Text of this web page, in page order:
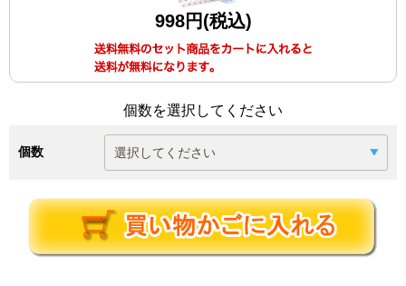
998円(税込)
個数を選択してください
個数